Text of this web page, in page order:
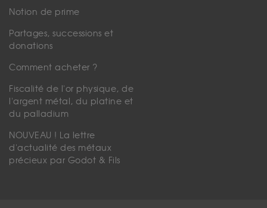
Notion de prime
Partages, successions et
donations
Comment acheter ?
Fiscalité de l'or physique, de
l'argent métal, du platine et
du palladium
NOUVEAU ! La lettre
d'actualité des métaux
précieux par Godot & Fils